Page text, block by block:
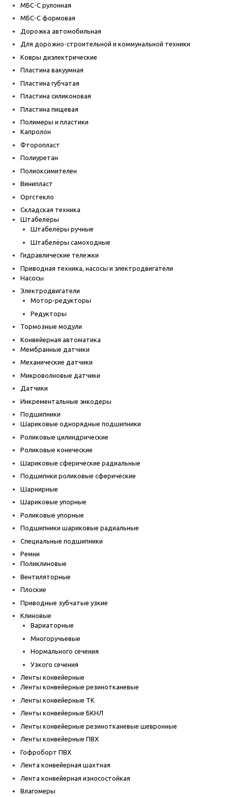
МБС-С рулонная
МБС-С формовая
Дорожка автомобильная
Для дорожно-строительной и коммунальной техники
Ковры диэлектрические
Пластина вакуумная
Пластина губчатая
Пластина силиконовая
Пластина пищевая
Полимеры и пластики
Капролон
Фторопласт
Полиуретан
Полиоксимителен
Винипласт
Оргстекло
Складская техника
Штабелёры
Штабелёры ручные
Штабелёры самоходные
Гидравлические тележки
Приводная техника, насосы и электродвигатели
Насосы
Электродвигатели
Мотор-редукторы
Редукторы
Тормозные модули
Конвейерная автоматика
Мембранные датчики
Механические датчики
Микроволновые датчики
Датчики
Инкрементальные энкодеры
Подшипники
Шариковые однорядные подшипники
Роликовые цилиндрические
Роликовые конические
Шариковые сферические радиальные
Подшипнки роликовые сферические
Шарнирные
Шариковые упорные
Роликовые упорные
Подшипники шариковые радиальные
Специальные подшипники
Ремни
Поликлиновые
Вентиляторные
Плоские
Приводные зубчатые узкие
Клиновые
Вариаторные
Многоручьевые
Нормального сечения
Узкого сечения
Ленты конвейерные
Ленты конвейерные резинотканевые
Ленты конвейерные ТК
Ленты конвейерные БКНЛ
Ленты конвейерные резинотканевые шевронные
Ленты конвейерные ПВХ
Гофроборт ПВХ
Лента конвейерная шахтная
Лента конвейерная износостойкая
Влагомеры